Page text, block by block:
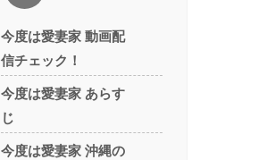
今度は愛妻家 動画配
信チェック！
今度は愛妻家 あらす
じ
今度は愛妻家 沖縄の